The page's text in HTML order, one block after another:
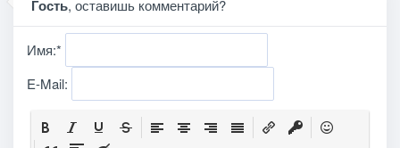
Гость, оставишь комментарий?
Имя:*
E-Mail: